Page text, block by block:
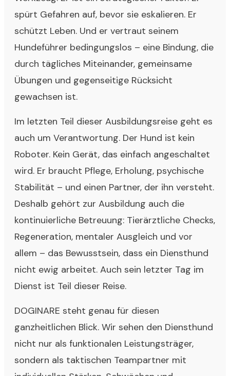
spürt Gefahren auf, bevor sie eskalieren. Er
schützt Leben. Und er vertraut seinem
Hundeführer bedingungslos – eine Bindung, die
durch tägliches Miteinander, gemeinsame
Übungen und gegenseitige Rücksicht
gewachsen ist.
Im letzten Teil dieser Ausbildungsreise geht es
auch um Verantwortung. Der Hund ist kein
Roboter. Kein Gerät, das einfach angeschaltet
wird. Er braucht Pflege, Erholung, psychische
Stabilität – und einen Partner, der ihn versteht.
Deshalb gehört zur Ausbildung auch die
kontinuierliche Betreuung: Tierärztliche Checks,
Regeneration, mentaler Ausgleich und vor
allem – das Bewusstsein, dass ein Diensthund
nicht ewig arbeitet. Auch sein letzter Tag im
Dienst ist Teil dieser Reise.
DOGINARE steht genau für diesen
ganzheitlichen Blick. Wir sehen den Diensthund
nicht nur als funktionalen Leistungsträger,
sondern als taktischen Teampartner mit